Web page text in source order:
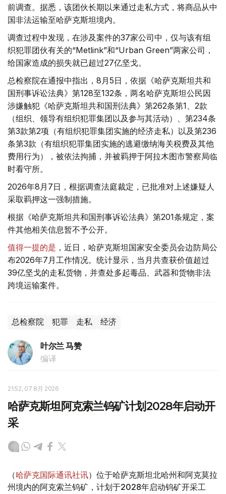
前调查。据悉，该团伙长期以来通过走私方式，将商品从中
国非法运输至哈萨克斯坦境内。
调查过程中发现，在涉及案件的37家公司中，仅与该有组
织犯罪团伙有关的“Metlink”和“Urban Green”两家公司，
给国家造成的损失就已超过27亿坚戈。
总检察院在通报中指出，8月5日，依据《哈萨克斯坦共和
国刑事诉讼法典》第128至132条，两名哈萨克斯坦公民因
涉嫌触犯《哈萨克斯坦共和国刑法典》第262条第1、2款
（组织、领导有组织犯罪集团以及参与其活动）、第234条
第3款第2项（有组织犯罪集团实施的经济走私）以及第236
条第3款（有组织犯罪集团实施的逃避缴纳海关税费及其他
费用行为），被依法拘捕，并被羁押于阿拉木图市警察局临
时看守所。
2026年8月7日，根据调查法庭裁定，已批准对上述嫌疑人
采取羁押这一强制措施。
根据《哈萨克斯坦共和国刑事诉讼法典》第201条规定，案
件其他相关信息暂不予公开。
值得一提的是 ，近日，哈萨克斯坦国家安全委员会边防局公
布2026年7月工作情况。统计显示，当月共查获价值超过
39亿坚戈的走私货物，并查处多起毒品、武器和货物非法
跨境运输案件。
总检察院 犯罪 走私 经济
叶尔兰 马赞
编译
21:52, 07 8月 2026
哈萨克斯坦阿克索兰钨矿计划2028年启动开
采
（哈萨克国际通讯社讯）位于哈萨克斯坦北哈州和阿克莫拉
州境内的阿克索兰钨矿，计划于2028年启动钨矿开采工